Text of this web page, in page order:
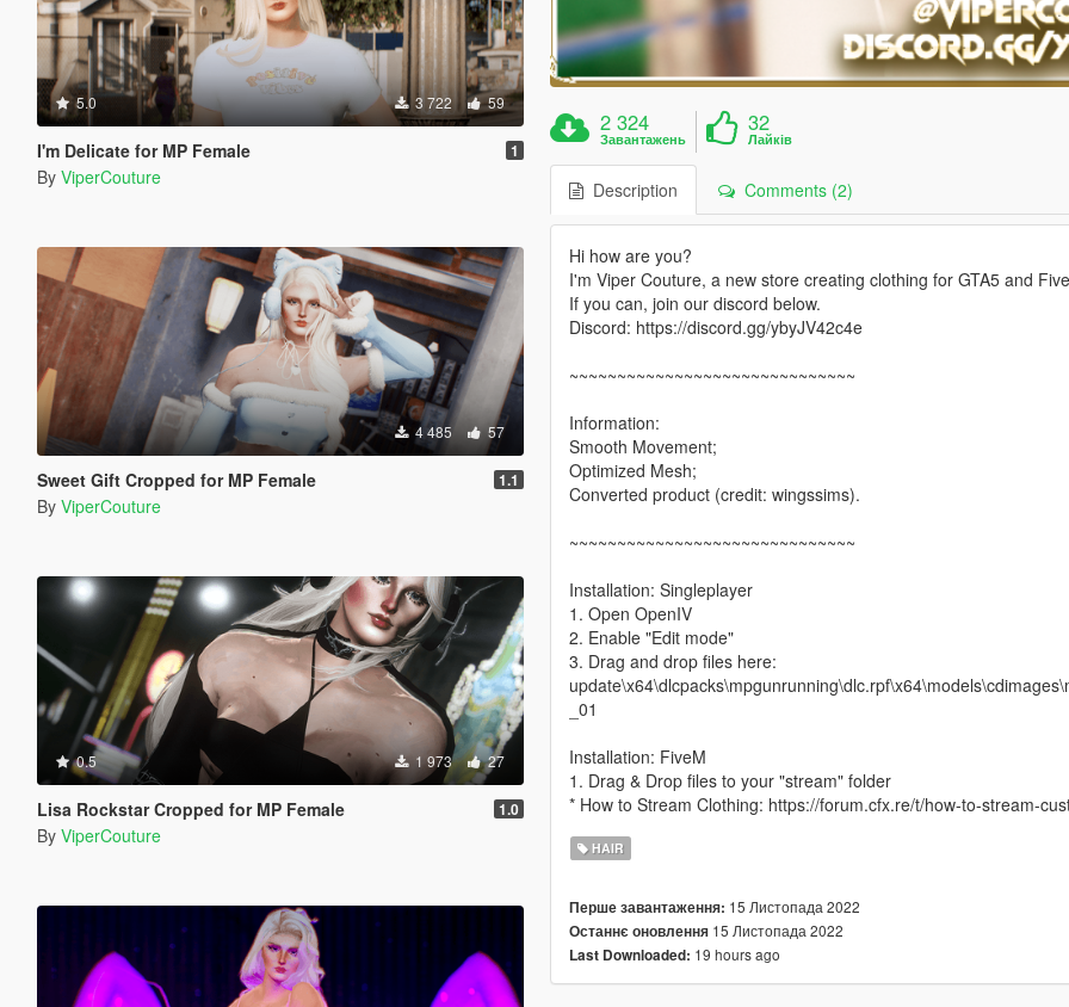
5.0 3 722 59
I'm Delicate for MP Female 1
By ViperCouture
4 485 57
Sweet Gift Cropped for MP Female 1.1
By ViperCouture
0.5 1 973 27
Lisa Rockstar Cropped for MP Female 1.0
By ViperCouture
2 324
Завантажень
32
Лайків
Description Comments (2)
Hi how are you?
I'm Viper Couture, a new store creating clothing for GTA5 and
If you can, join our discord below.
Discord: https://discord.gg/ybyJV42c4e
~~~~~~~~~~~~~~~~~~~~~~~~~~~~~~
Information:
Smooth Movement;
Optimized Mesh;
Converted product (credit: wingssims).
~~~~~~~~~~~~~~~~~~~~~~~~~~~~~~
Installation: Singleplayer
1. Open OpenIV
2. Enable "Edit mode"
3. Drag and drop files here:
_01
Installation: FiveM
1. Drag & Drop files to your "stream" folder
* How to Stream Clothing: https://forum.cfx.re/t/how-to-stream-
HAIR
Перше завантаження: 15 Листопада 2022
Останнє оновлення15 Листопада 2022
Last Downloaded: 19 hours ago